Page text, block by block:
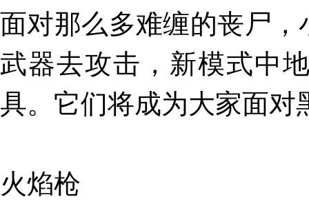
面对那么多难缠的丧尸
武器去攻击，新模式中
具。它们将成为大家面对
火焰枪